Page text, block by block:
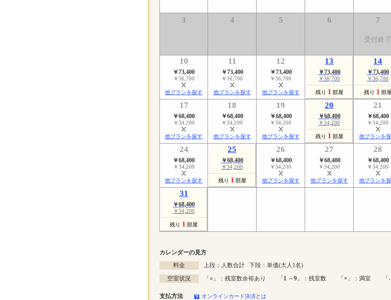
3 4 5 6 7
受付終了
10
￥73,400
￥36,700
他プランを探す
11
￥73,400
￥36,700
他プランを探す
12
￥73,400
￥36,700
他プランを探す
13
￥73,400
￥36,700
残り 1 部屋
14
￥73,400
￥36,700
残り 1 部屋
17
￥68,400
￥34,200
他プランを探す
18
￥68,400
￥34,200
他プランを探す
19
￥68,400
￥34,200
他プランを探す
20
￥68,400
￥34,200
残り 1 部屋
21
￥68,400
￥34,200
他プランを
24
￥68,400
￥34,200
他プランを探す
25
￥68,400
￥34,200
残り 1 部屋
26
￥68,400
￥34,200
他プランを探す
27
￥68,400
￥34,200
他プランを探す
28
￥68,400
￥34,200
他プランを
31
￥68,400
￥34,200
残り 1 部屋
カレンダーの見方
料金
上段：人数合計 下段：単価(大人1名)
空室状況
「○ 」：残室数余裕あり 「1 ～9 」：残室数 「× 」：満室 「-
支払方法 オンラインカード決済とは